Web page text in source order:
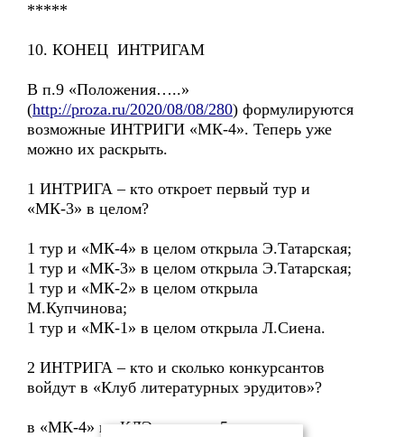
*****
10. КОНЕЦ ИНТРИГАМ
В п.9 «Положения…..»
(http://proza.ru/2020/08/08/280) формулируются
возможные ИНТРИГИ «МК-4». Теперь уже
можно их раскрыть.
1 ИНТРИГА – кто откроет первый тур и
«МК-3» в целом?
1 тур и «МК-4» в целом открыла Э.Татарская;
1 тур и «МК-3» в целом открыла Э.Татарская;
1 тур и «МК-2» в целом открыла
М.Купчинова;
1 тур и «МК-1» в целом открыла Л.Сиена.
2 ИНТРИГА – кто и сколько конкурсантов
войдут в «Клуб литературных эрудитов»?
в «МК-4» в «КЛЭ» вошли 5 авторов;